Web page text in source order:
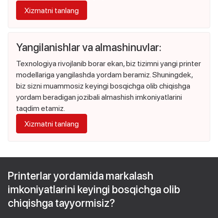
Xizmatni tanlang
Yangilanishlar va almashinuvlar:
Texnologiya rivojlanib borar ekan, biz tizimni yangi printer
modellariga yangilashda yordam beramiz. Shuningdek,
biz sizni muammosiz keyingi bosqichga olib chiqishga
yordam beradigan jozibali almashish imkoniyatlarini
taqdim etamiz.
Xizmatni tanlang
Printerlar yordamida markalash
imkoniyatlarini keyingi bosqichga olib
chiqishga tayyormisiz?